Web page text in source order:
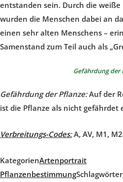
entstanden sein. Durch die weiße
wurden die Menschen dabei an
einen sehr alten Menschens –
Samenstand zum Teil auch als
Gefährdung der
Gefährdung der Pflanze:Auf der
ist die Pflanze als nicht gefährdet
Verbreitungs-Codes:A, AV, M1,
KategorienArtenportrait
PflanzenbestimmungSchlagwörter